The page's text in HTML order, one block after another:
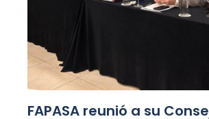
FAPASA reunió a su